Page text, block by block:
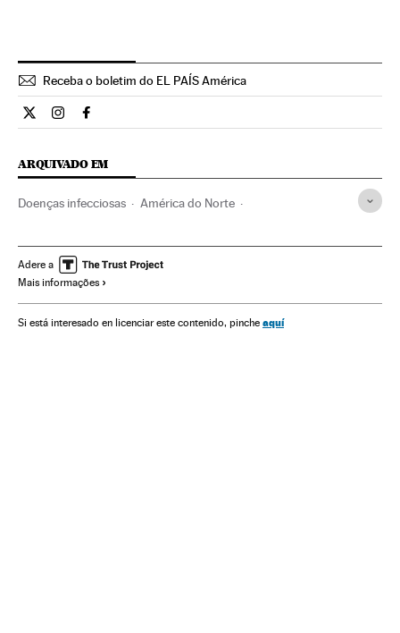
Receba o boletim do EL PAÍS América
Internacional El País Brasil en Twitter
Internacional El País Brasil en Instagram
Internacional El País Brasil en Facebook
ARQUIVADO EM
Doenças infecciosas América do Norte
Medicina Saúde Ebola
Prevenção doenças Pessoal sanitário
Adere a
Mais informações
Si está interesado en licenciar este contenido, pinche aquí